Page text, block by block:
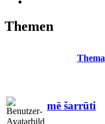
Themen
Thema
mē šarrūti